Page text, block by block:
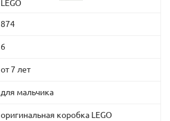
LEGO
874
6
от 7 лет
для мальчика
оригинальная коробка LEGO